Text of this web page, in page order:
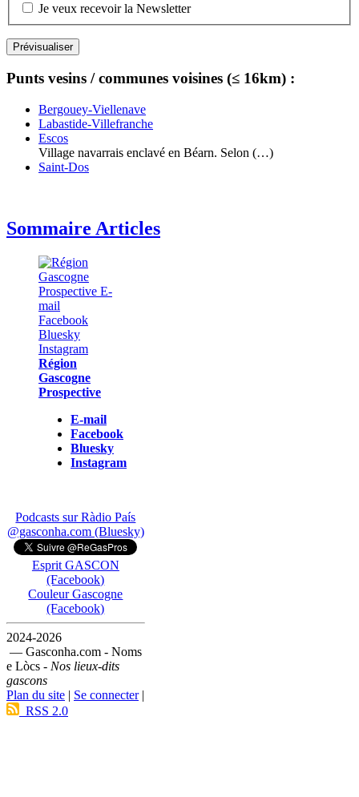
Je veux recevoir la Newsletter
Punts vesins / communes voisines (≤ 16km) :
Bergouey-Viellenave
Labastide-Villefranche
Escos
Village navarrais enclavé en Béarn. Selon (…)
Saint-Dos
Sommaire Articles
Région
Gascogne
Prospective
E-mail
Facebook
Bluesky
Instagram
Podcasts sur Ràdio País
@gasconha.com (Bluesky)
Esprit GASCON
(Facebook)
Couleur Gascogne
(Facebook)
2024-2026
— Gasconha.com - Noms
e Lòcs - Nos lieux-dits
gascons
Plan du site | Se connecter|
RSS 2.0